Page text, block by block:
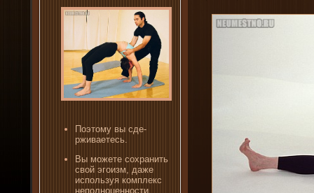
Поэтому вы сде­
рживаетесь.
Вы можете сохрани­ть
свой эгоизм, даже
используя комплекс
неполноценности.